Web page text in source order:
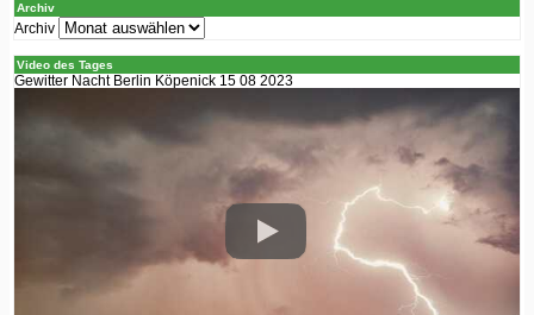
Archiv
Archiv
Video des Tages
Gewitter Nacht Berlin Köpenick 15 08 2023